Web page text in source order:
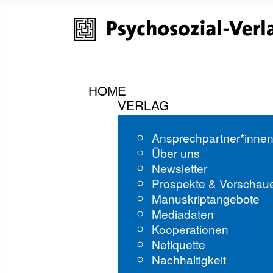
HOME
VERLAG
Über uns
Newsletter
Prospekte &
Manuskriptangebote
Mediadaten
Kooperationen
Netiquette
Nachhaltigkeit